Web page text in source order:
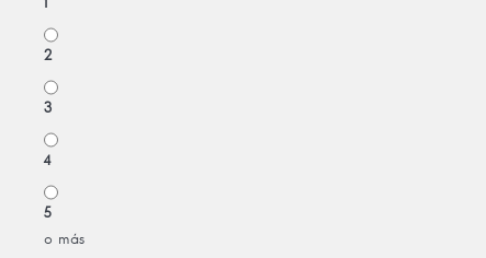
1
2
3
4
5
o más